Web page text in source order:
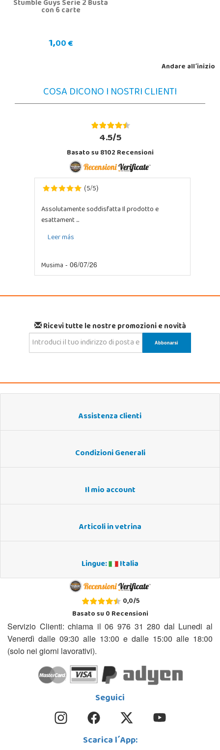
Stumble Guys Serie 2 Busta
con 6 carte
1,00 €
Andare all´inizio
COSA DICONO I NOSTRI CLIENTI
4.5/5
Basato su 8102 Recensioni
(5/5)
Assolutamente soddisfatta Il prodotto e
esattament ...
Leer más
Musima - 06/07/26
Ricevi tutte le nostre promozioni e novità
Assistenza clienti
Condizioni Generali
Il mio account
Articoli in vetrina
Lingue: Italia
0,0/5
Basato su0Recensioni
Servizio Clienti: chiama il 06 976 31 280 dal Lunedi al
Venerdì dalle 09:30 alle 13:00 e dalle 15:00 alle 18:00
(solo nei giorni lavorativi).
Seguici
Scarica l´App: